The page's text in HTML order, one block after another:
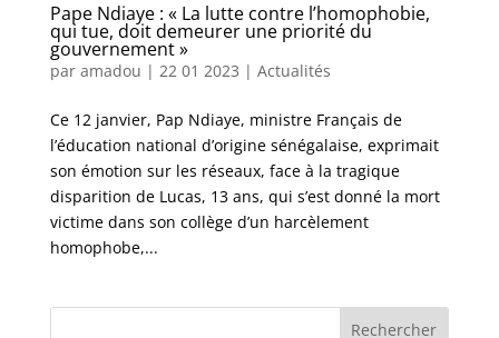
Pape Ndiaye : « La lutte contre l’homophobie,
qui tue, doit demeurer une priorité du
gouvernement »
par amadou | 22 01 2023 | Actualités
Ce 12 janvier, Pap Ndiaye, ministre Français de
l’éducation national d’origine sénégalaise, exprimait
son émotion sur les réseaux, face à la tragique
disparition de Lucas, 13 ans, qui s’est donné la mort
victime dans son collège d’un harcèlement
homophobe,...
Rechercher